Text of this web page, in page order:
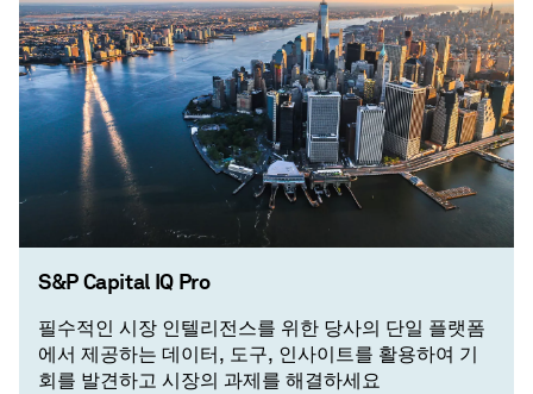
S&P Capital IQ Pro
필수적인 시장 인텔리전스를 위한 당사의 단일 플랫폼
에서 제공하는 데이터, 도구, 인사이트를 활용하여 기
회를 발견하고 시장의 과제를 해결하세요